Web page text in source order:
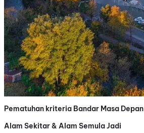
Pematuhan kriteria Bandar Masa Depan
Alam Sekitar & Alam Semula Jadi